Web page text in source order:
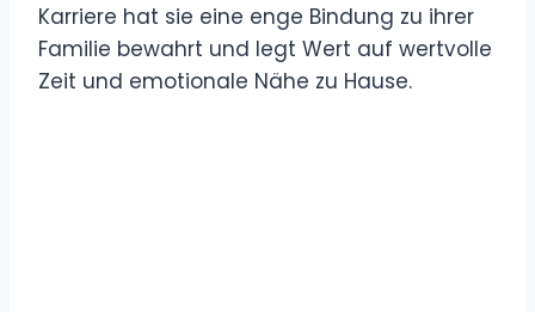
Karriere hat sie eine enge Bindung zu ihrer
Familie bewahrt und legt Wert auf wertvolle
Zeit und emotionale Nähe zu Hause.